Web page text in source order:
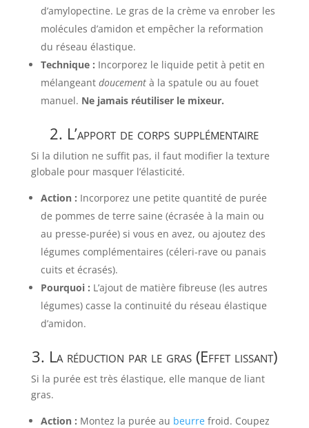
d’amylopectine. Le gras de la crème va enrober les
molécules d’amidon et empêcher la reformation
du réseau élastique.
Technique : Incorporez le liquide petit à petit en
mélangeant doucementà la spatule ou au fouet
manuel. Ne jamais réutiliser le mixeur.
2. L’apport de corps supplémentaire
Si la dilution ne suffit pas, il faut modifier la texture
globale pour masquer l’élasticité.
Action : Incorporez une petite quantité de purée
de pommes de terre saine (écrasée à la main ou
au presse-purée) si vous en avez, ou ajoutez des
légumes complémentaires (céleri-rave ou panais
cuits et écrasés).
Pourquoi : L’ajout de matière fibreuse (les autres
légumes) casse la continuité du réseau élastique
d’amidon.
3. La réduction par le gras (Effet lissant)
Si la purée est très élastique, elle manque de liant
gras.
Action : Montez la purée au beurrefroid. Coupez